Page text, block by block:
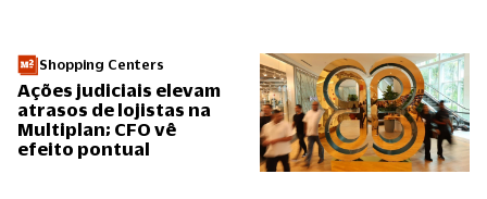
Shopping Centers
Ações judiciais elevam
atrasos de lojistas na
Multiplan; CFO vê
efeito pontual